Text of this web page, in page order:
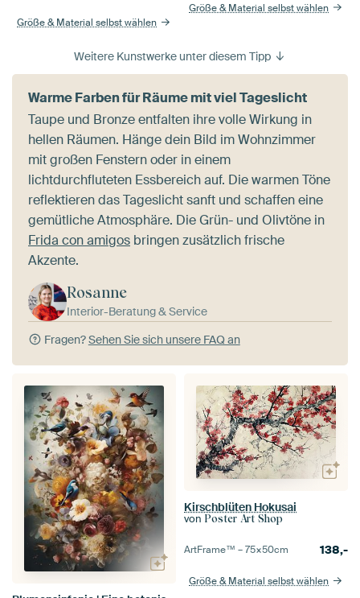
Größe & Material selbst wählen
Größe & Material selbst wählen
Weitere Kunstwerke unter diesem Tipp
Warme Farben für Räume mit viel Tageslicht
Taupe und Bronze entfalten ihre volle Wirkung in
hellen Räumen. Hänge dein Bild im Wohnzimmer
mit großen Fenstern oder in einem
lichtdurchfluteten Essbereich auf. Die warmen Töne
reflektieren das Tageslicht sanft und schaffen eine
gemütliche Atmosphäre. Die Grün- und Olivtöne in
Frida con amigos bringen zusätzlich frische
Akzente.
Rosanne
Interior-Beratung & Service
Fragen?Sehen Sie sich unsere FAQ an
Kirschblüten Hokusai
von Poster Art Shop
ArtFrame™ –75×50cm 138,-
Größe & Material selbst wählen